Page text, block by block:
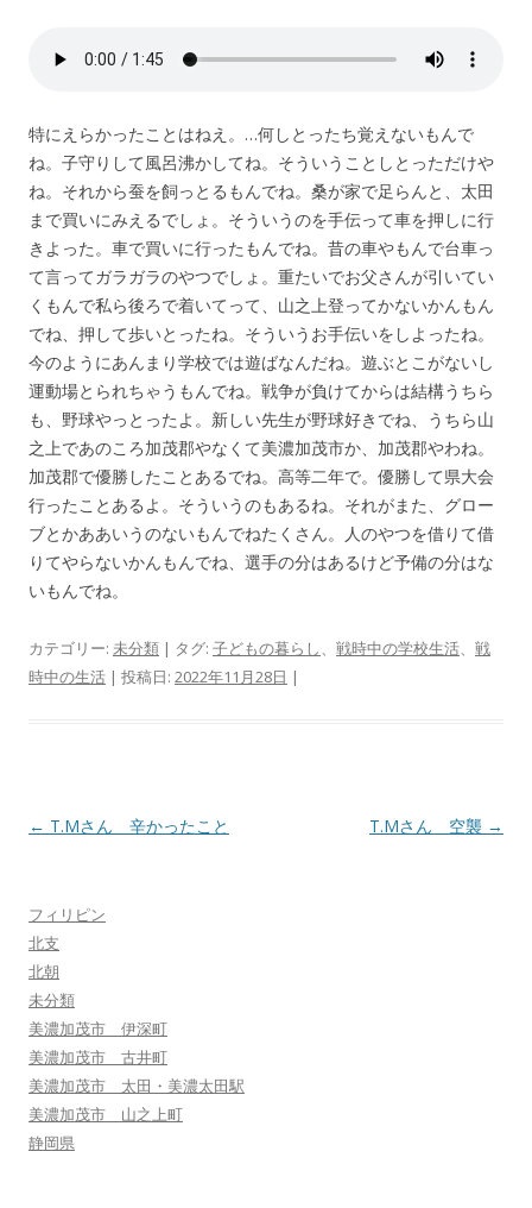
特にえらかったことはねえ。…何しとったち覚えないもんで
ね。子守りして風呂沸かしてね。そういうことしとっただけや
ね。それから蚕を飼っとるもんでね。桑が家で足らんと、太田
まで買いにみえるでしょ。そういうのを手伝って車を押しに行
きよった。車で買いに行ったもんでね。昔の車やもんで台車っ
て言ってガラガラのやつでしょ。重たいでお父さんが引いてい
くもんで私ら後ろで着いてって、山之上登ってかないかんもん
でね、押して歩いとったね。そういうお手伝いをしよったね。
今のようにあんまり学校では遊ばなんだね。遊ぶとこがないし
運動場とられちゃうもんでね。戦争が負けてからは結構うちら
も、野球やっとったよ。新しい先生が野球好きでね、うちら山
之上であのころ加茂郡やなくて美濃加茂市か、加茂郡やわね。
加茂郡で優勝したことあるでね。高等二年で。優勝して県大会
行ったことあるよ。そういうのもあるね。それがまた、グロー
ブとかああいうのないもんでねたくさん。人のやつを借りて借
りてやらないかんもんでね、選手の分はあるけど予備の分はな
いもんでね。
カテゴリー: 未分類 | タグ: 子どもの暮らし、 戦時中の学校生活、 戦
時中の生活 | 投稿日: 2022年11月28日 |
投
ビ
ゲ
ー
シ
ョ
ン
← T.Mさん 辛かったこと T.Mさん 空襲 →
フィリピン
北支
北朝
未分類
美濃加茂市 伊深町
美濃加茂市 古井町
美濃加茂市 太田・美濃太田駅
美濃加茂市 山之上町
静岡県